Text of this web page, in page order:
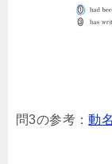
問3の参考：動